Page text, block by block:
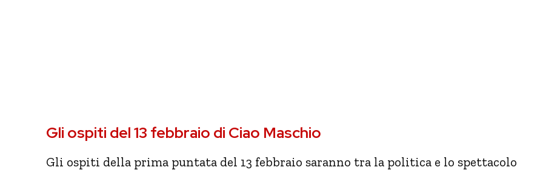
Gli ospiti del 13 febbraio di Ciao Maschio
Gli ospiti della prima puntata del 13 febbraio saranno tra la politica e lo spettacolo